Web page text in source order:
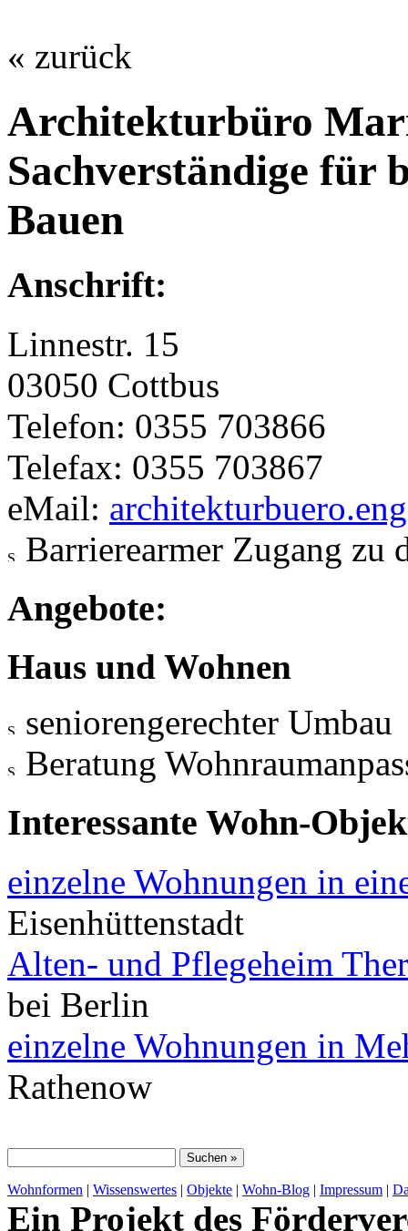
« zurück
Architekturbüro
Sachverständige für
Bauen
Anschrift:
Linnestr. 15
03050 Cottbus
Telefon: 0355 703866
Telefax: 0355 703867
eMail:
Barrierearmer Zugang zu
Angebote:
Haus und Wohnen
seniorengerechter Umbau
Beratung
Interessante Wohn-
einzelne Wohnungen in
Eisenhüttenstadt
Alten- und Pflegeheim
bei Berlin
einzelne Wohnungen in
Rathenow
Wohnformen | Wissenswertes | Objekte | Wohn-Blog | Impressum |
Ein Projekt des